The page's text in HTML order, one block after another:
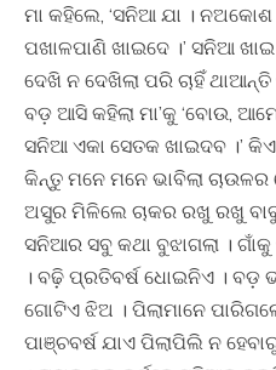
ମା କହିଲେ, ‘ସନିଆ ଯା । ନଅକୋଶ
ପଖାଳପାଣି ଖାଇଦେ ।’ ସନିଆ
ଦେଖି ନ ଦେଖିଲା ପରି ଚାହିଁ
ବଡ଼ ଆସି କହିଲା ମା’କୁ ‘ବୋଉ,
ସନିଆ ଏକା ସେତକ ଖାଇଦବ ।’
କିନ୍ତୁ ମନେ ମନେ ଭାବିଲା
ଅସୁର ମିଳିଲେ ଚାକର ରଖୁ ରଖୁ
ସନିଆର ସବୁ କଥା ବୁଝାଗଲା । ଗାଁକୁ
। ବଢ଼ି ପ୍ରତିବର୍ଷ ଧୋଇନିଏ । ବଡ଼
ଗୋଟିଏ ଝିଅ । ପିଲାମାନେ
ପାଞ୍ଚବର୍ଷ ଯାଏ ପିଲାପିଲି ନ